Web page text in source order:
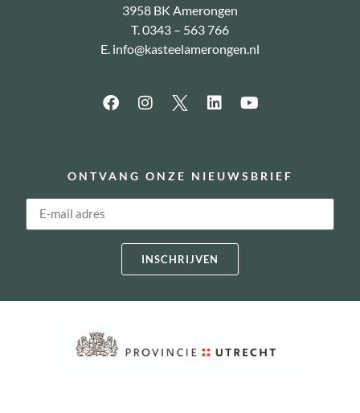
3958 BK Amerongen
T. 0343 – 563 766
E. info@kasteelamerongen.nl
ONTVANG ONZE NIEUWSBRIEF
INSCHRIJVEN